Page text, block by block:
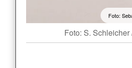
Foto:
Foto: S. Schleicher